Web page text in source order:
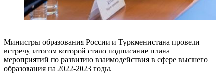
Министры образования России и Туркменистана провели
встречу, итогом которой стало подписание плана
мероприятий по развитию взаимодействия в сфере высшего
образования на 2022-2023 годы.